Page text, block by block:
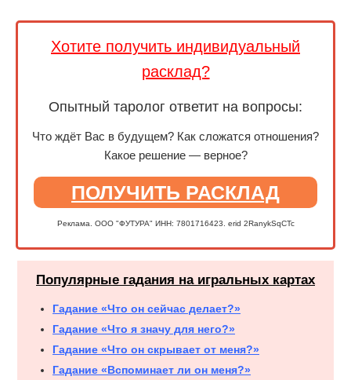
Хотите получить индивидуальный
расклад?
Опытный таролог ответит на вопросы:
Что ждёт Вас в будущем? Как сложатся отношения?
Какое решение — верное?
ПОЛУЧИТЬ РАСКЛАД
Реклама. ООО "ФУТУРА" ИНН: 7801716423. erid 2RanykSqCTc
Популярные гадания на игральных картах
Гадание «Что он сейчас делает?»
Гадание «Что я значу для него?»
Гадание «Что он скрывает от меня?»
Гадание «Вспоминает ли он меня?»